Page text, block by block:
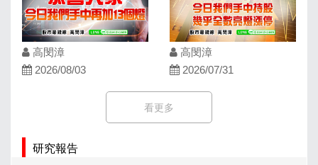
高閔漳
2026/08/03
高閔漳
2026/07/31
看更多
研究報告